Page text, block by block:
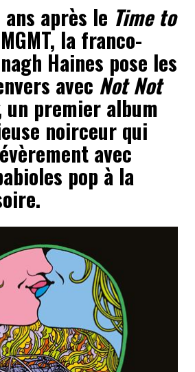
après le Time to
la franco-
Haines pose les
avec Not Not
un premier album
noirceur qui
avec
pop à la